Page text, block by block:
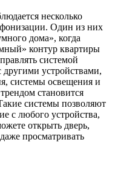
несколько
Один из них
дома», когда
контур квартиры
системой
другими устройствами,
системы освещения и
становится
системы позволяют
с любого устройства,
открыть дверь,
просматривать